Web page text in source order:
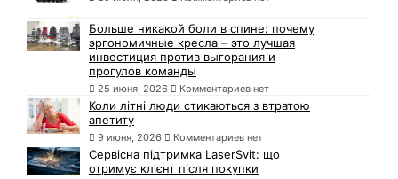
Больше никакой боли в спине: почему
эргономичные кресла – это лучшая
инвестиция против выгорания и
прогулов команды
25 июня, 2026 Комментариев нет
Коли літні люди стикаються з втратою
апетиту
9 июня, 2026 Комментариев нет
Сервісна підтримка LaserSvit: що
отримує клієнт після покупки